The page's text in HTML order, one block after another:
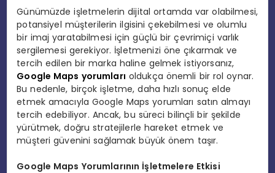
Günümüzde işletmelerin dijital ortamda var olabilmesi,
potansiyel müşterilerin ilgisini çekebilmesi ve olumlu
bir imaj yaratabilmesi için güçlü bir çevrimiçi varlık
sergilemesi gerekiyor. İşletmenizi öne çıkarmak ve
tercih edilen bir marka haline gelmek istiyorsanız,
Google Maps yorumları oldukça önemli bir rol oynar.
Bu nedenle, birçok işletme, daha hızlı sonuç elde
etmek amacıyla Google Maps yorumları satın almayı
tercih edebiliyor. Ancak, bu süreci bilinçli bir şekilde
yürütmek, doğru stratejilerle hareket etmek ve
müşteri güvenini sağlamak büyük önem taşır.
Google Maps Yorumlarının İşletmelere Etkisi